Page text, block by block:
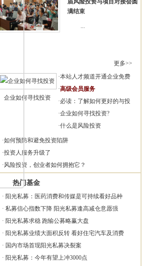
届风险投资与项目对接会圆
满结束
...
更多>>
企业如何寻找投资
·本站人才频道开通企业免费
·高级会员服务
·必读：了解如何更好的与投
·企业如何寻找投资?
·什么是风险投资
·如何预防和避免投资陷阱
·投资人服务升级了
·风险投资，创业者如何拥抱它？
热门基金
· 阳光私募：医药消费和传媒是可持续看好品种
· 私募信心指数下降 阳光私募逢高减仓意愿强
· 阳光私募求稳 跑输公募略赢大盘
· 阳光私募业绩大面积反转 看好住宅汽车及消费
· 国内市场首现阳光私募决裂案
· 阳光私募：今年有望上冲3000点